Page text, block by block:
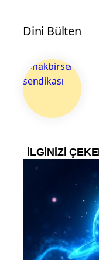
Dini Bülten